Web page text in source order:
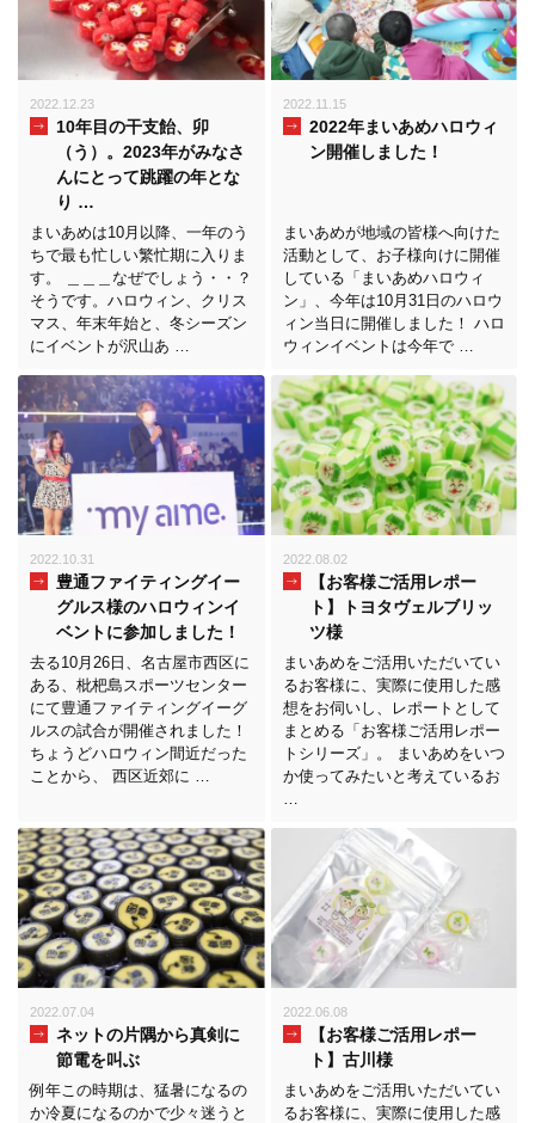
2022.12.23
10年目の干支飴、卯
（う）。2023年がみなさ
んにとって跳躍の年とな
り …
まいあめは10月以降、一年のう
ちで最も忙しい繁忙期に入りま
す。 ＿＿＿なぜでしょう・・？
そうです。ハロウィン、クリス
マス、年末年始と、冬シーズン
にイベントが沢山あ …
2022.11.15
2022年まいあめハロウィ
ン開催しました！
まいあめが地域の皆様へ向けた
活動として、お子様向けに開催
している「まいあめハロウィ
ン」、今年は10月31日のハロウ
ィン当日に開催しました！ ハロ
ウィンイベントは今年で …
2022.10.31
豊通ファイティングイー
グルス様のハロウィンイ
ベントに参加しました！
去る10月26日、名古屋市西区に
ある、枇杷島スポーツセンター
にて豊通ファイティングイーグ
ルスの試合が開催されました！
ちょうどハロウィン間近だった
ことから、 西区近郊に …
2022.08.02
【お客様ご活用レポー
ト】トヨタヴェルブリッ
ツ様
まいあめをご活用いただいてい
るお客様に、実際に使用した感
想をお伺いし、レポートとして
まとめる「お客様ご活用レポー
トシリーズ」。 まいあめをいつ
か使ってみたいと考えているお
2022.07.04
ネットの片隅から真剣に
節電を叫ぶ
例年この時期は、猛暑になるの
か冷夏になるのかで少々迷うと
2022.06.08
【お客様ご活用レポー
ト】古川様
まいあめをご活用いただいてい
るお客様に、実際に使用した感